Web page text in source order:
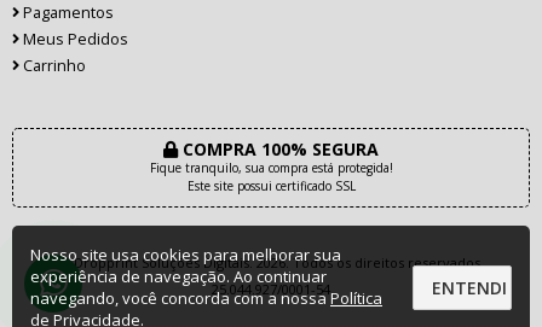
Pagamentos
Meus Pedidos
Carrinho
COMPRA 100% SEGURA
Fique tranquilo, sua compra está protegida!
Este site possui certificado SSL
© Dropprint Soluções Digitais. 2026. Todos os direitos reservados.
25.044.927/0001-54
Nosso site usa cookies para melhorar sua
experiência de navegação. Ao continuar
navegando, você concorda com a nossaPolítica
de Privacidade.
ENTENDI